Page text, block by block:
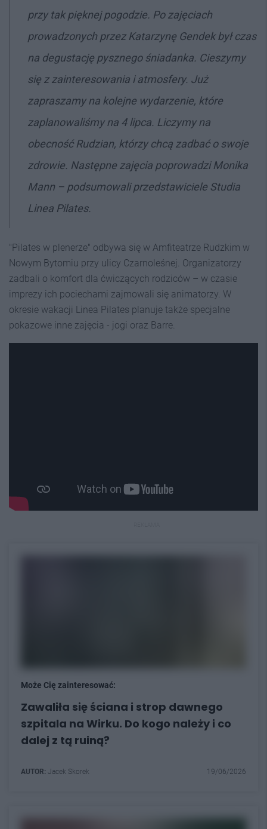
przy tak pięknej pogodzie. Po zajęciach
prowadzonych przez Katarzynę Gendek był czas
na degustację pysznego śniadanka. Cieszymy
się z zainteresowania i atmosfery. Już
zapraszamy na kolejne wydarzenie, które
zaplanowaliśmy na 4 lipca. Liczymy na
obecność Rudzian, którzy chcą zadbać o swoje
zdrowie. Następne zajęcia poprowadzi Monika
Mann – podsumowali przedstawiciele Studia
Linea Pilates.
"Pilates w plenerze" odbywa się w Amfiteatrze Rudzkim w
Nowym Bytomiu przy ulicy Czarnoleśnej. Organizatorzy
zadbali o komfort dla ćwiczących rodziców – w czasie
imprezy ich pociechami zajmowali się animatorzy. W
okresie wakacji Linea Pilates planuje także specjalne
pokazowe inne zajęcia - jogi oraz Barre.
Może Cię zainteresować:
Zawaliła się ściana i strop dawnego
szpitala na Wirku. Do kogo należy i co
dalej z tą ruiną?
AUTOR: Jacek Skorek 19/06/2026